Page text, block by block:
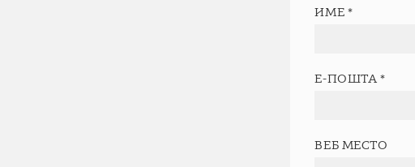
ИМЕ *
Е-ПОШТА *
ВЕБ МЕСТО